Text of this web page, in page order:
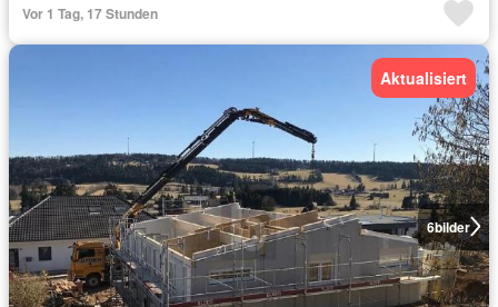
Vor 1 Tag, 17 Stunden
6bilder
Aktualisiert